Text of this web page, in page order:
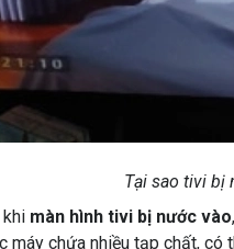
Tại sao tivi bị
khi màn hình tivi bị nước vào
máy chứa nhiều tạp chất,